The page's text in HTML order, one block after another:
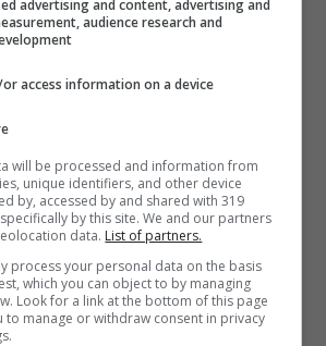
misure locali ad hoc per
Proprio in questi
il decreto recante il
l’adozione delle ‘Linee di
le prestazioni di
e riabilitazione rivolte alle
dal gioco d’azzardo
advertising and content, advertising and
audience research and
access information on a device
will be processed and information from
unique identifiers, and other device
by, accessed by and shared with 319
by this site. We and our partners
data. List of partners.
process your personal data on the basis
which you can object to by managing
Look for a link at the bottom of this page
to manage or withdraw consent in privacy